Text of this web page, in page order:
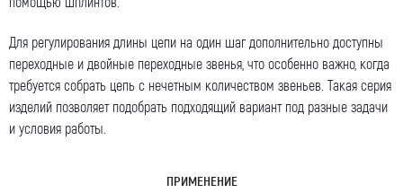
Для регулирования длины цепи на один шаг дополнительно доступны
переходные и двойные переходные звенья, что особенно важно, когда
требуется собрать цепь с нечетным количеством звеньев. Такая серия
изделий позволяет подобрать подходящий вариант под разные задачи
и условия работы.
ПРИМЕНЕНИЕ
Как к Вам обращаться (обязательно)